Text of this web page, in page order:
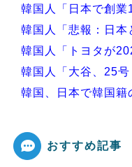
韓国人「日本で創業
韓国人「悲報：日本
韓国人「トヨタが
韓国人「大谷、25
韓国、日本で韓国籍
おすすめ記事